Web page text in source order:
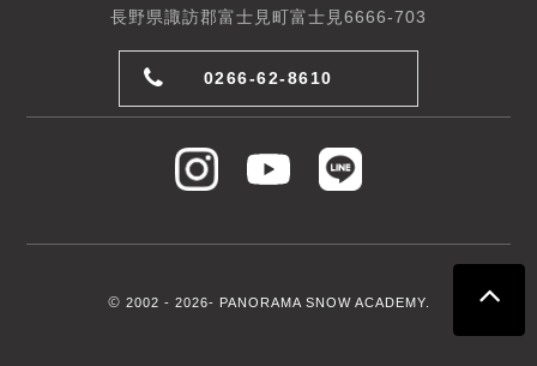
長野県諏訪郡富士見町富士見6666-703
0266-62-8610
© 2002 - 2026- PANORAMA SNOW ACADEMY.